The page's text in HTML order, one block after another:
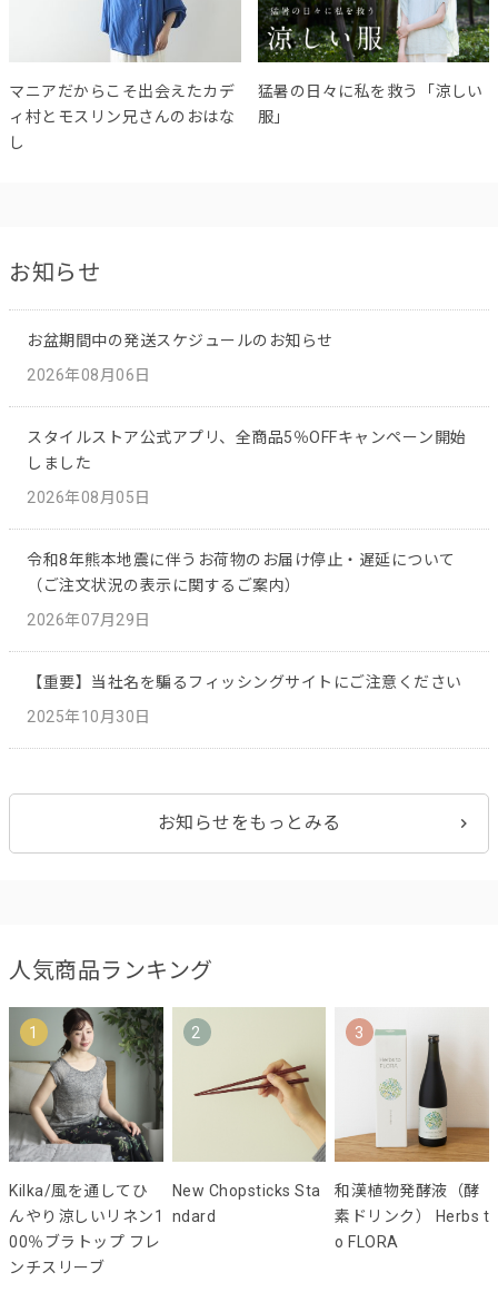
マニアだからこそ出会えたカデ
ィ村とモスリン兄さんのおはな
し
猛暑の日々に私を救う「涼しい
服」
お知らせ
お盆期間中の発送スケジュールのお知らせ
2026年08月06日
スタイルストア公式アプリ、全商品5％OFFキャンペーン開始
しました
2026年08月05日
令和8年熊本地震に伴うお荷物のお届け停止・遅延について
（ご注文状況の表示に関するご案内）
2026年07月29日
【重要】当社名を騙るフィッシングサイトにご注意ください
2025年10月30日
お知らせをもっとみる
人気商品ランキング
1
Kilka/風を通してひ
んやり涼しいリネン1
00％ブラトップ フレ
ンチスリーブ
2
New Chopsticks Sta
ndard
3
和漢植物発酵液（酵
素ドリンク） Herbs t
o FLORA